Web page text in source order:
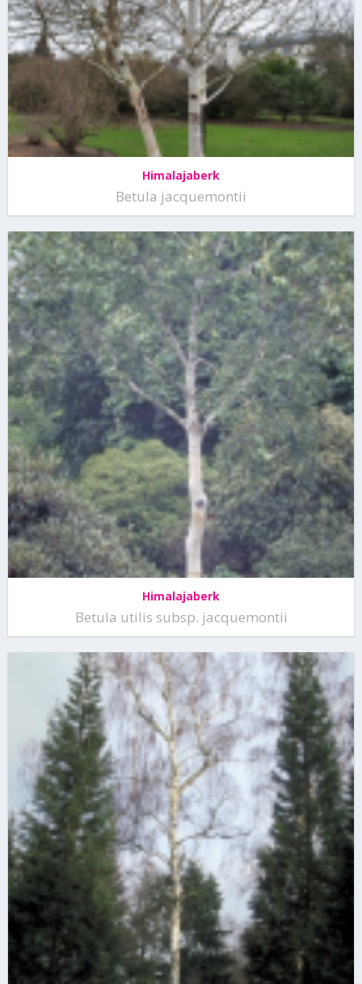
Himalajaberk
Betula jacquemontii
Himalajaberk
Betula utilis subsp. jacquemontii